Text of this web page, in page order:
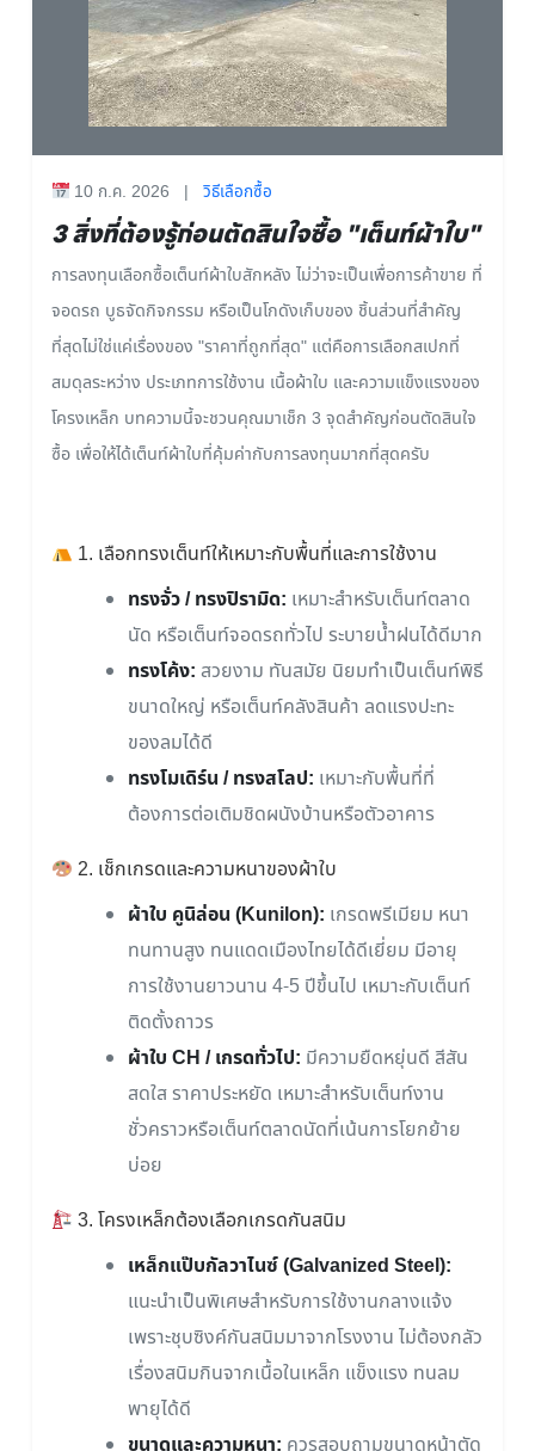
10 ก.ค. 2026 | วิธีเลือกซื้อ
3 สิ่งที่ต้องรู้ก่อนตัดสินใจซื้อ "เต็นท์ผ้าใบ"
การลงทุนเลือกซื้อเต็นท์ผ้าใบสักหลัง ไม่ว่าจะเป็นเพื่อการค้าขาย ที่
จอดรถ บูธจัดกิจกรรม หรือเป็นโกดังเก็บของ ชิ้นส่วนที่สำคัญ
ที่สุดไม่ใช่แค่เรื่องของ "ราคาที่ถูกที่สุด" แต่คือการเลือกสเปกที่
สมดุลระหว่าง ประเภทการใช้งาน เนื้อผ้าใบ และความแข็งแรงของ
โครงเหล็ก บทความนี้จะชวนคุณมาเช็ก 3 จุดสำคัญก่อนตัดสินใจ
ซื้อ เพื่อให้ได้เต็นท์ผ้าใบที่คุ้มค่ากับการลงทุนมากที่สุดครับ
1. เลือกทรงเต็นท์ให้เหมาะกับพื้นที่และการใช้งาน
ทรงจั่ว / ทรงปิรามิด: เหมาะสำหรับเต็นท์ตลาด
นัด หรือเต็นท์จอดรถทั่วไป ระบายน้ำฝนได้ดีมาก
ทรงโค้ง: สวยงาม ทันสมัย นิยมทำเป็นเต็นท์พิธี
ขนาดใหญ่ หรือเต็นท์คลังสินค้า ลดแรงปะทะ
ของลมได้ดี
ทรงโมเดิร์น / ทรงสโลป: เหมาะกับพื้นที่ที่
ต้องการต่อเติมชิดผนังบ้านหรือตัวอาคาร
2. เช็กเกรดและความหนาของผ้าใบ
ผ้าใบ คูนิล่อน (Kunilon): เกรดพรีเมียม หนา
ทนทานสูง ทนแดดเมืองไทยได้ดีเยี่ยม มีอายุ
การใช้งานยาวนาน 4-5 ปีขึ้นไป เหมาะกับเต็นท์
ติดตั้งถาวร
ผ้าใบ CH / เกรดทั่วไป: มีความยืดหยุ่นดี สีสัน
สดใส ราคาประหยัด เหมาะสำหรับเต็นท์งาน
ชั่วคราวหรือเต็นท์ตลาดนัดที่เน้นการโยกย้าย
บ่อย
3. โครงเหล็กต้องเลือกเกรดกันสนิม
เหล็กแป๊บกัลวาไนซ์ (Galvanized Steel):
แนะนำเป็นพิเศษสำหรับการใช้งานกลางแจ้ง
เพราะชุบซิงค์กันสนิมมาจากโรงงาน ไม่ต้องกลัว
เรื่องสนิมกินจากเนื้อในเหล็ก แข็งแรง ทนลม
พายุได้ดี
ขนาดและความหนา: ควรสอบถามขนาดหน้าตัด